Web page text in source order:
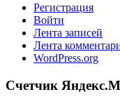
Регистрация
Войти
Лента записей
Лента
WordPress.org
Счетчик